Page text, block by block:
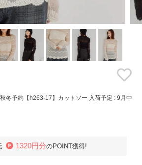
冬予約【h263-17】カットソー 入荷予定 : 9月中
1320円分のPOINT獲得!